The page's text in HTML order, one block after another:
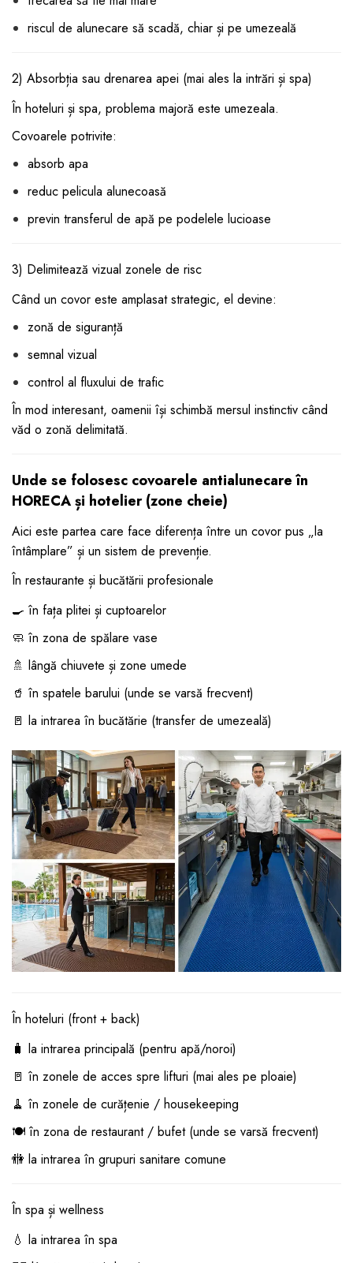
riscul de alunecare să scadă, chiar și pe umezeală
2) Absorbția sau drenarea apei (mai ales la intrări și spa)
În hoteluri și spa, problema majoră este umezeala.
Covoarele potrivite:
absorb apa
reduc pelicula alunecoasă
previn transferul de apă pe podelele lucioase
3) Delimitează vizual zonele de risc
Când un covor este amplasat strategic, el devine:
zonă de siguranță
semnal vizual
control al fluxului de trafic
În mod interesant, oamenii își schimbă mersul instinctiv când
văd o zonă delimitată.
Unde se folosesc covoarele antialunecare în
HORECA și hotelier (zone cheie)
Aici este partea care face diferența între un covor pus „la
întâmplare” și un sistem de prevenție.
În restaurante și bucătării profesionale
🍳 în fața plitei și cuptoarelor
🧼 în zona de spălare vase
🚿 lângă chiuvete și zone umede
🥤 în spatele barului (unde se varsă frecvent)
🚪 la intrarea în bucătărie (transfer de umezeală)
În hoteluri (front + back)
🧳 la intrarea principală (pentru apă/noroi)
🚪 în zonele de acces spre lifturi (mai ales pe ploaie)
🧹 în zonele de curățenie / housekeeping
🍽️ în zona de restaurant / bufet (unde se varsă frecvent)
🚻 la intrarea în grupuri sanitare comune
În spa și wellness
💧 la intrarea în spa